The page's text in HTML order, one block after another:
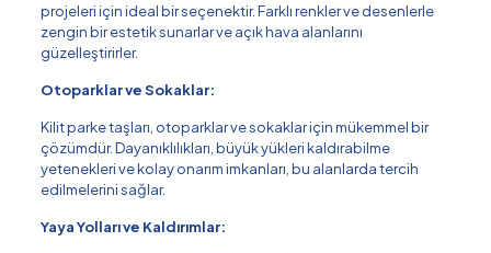
projeleri için ideal bir seçenektir. Farklı renkler ve desenlerle
zengin bir estetik sunarlar ve açık hava alanlarını
güzelleştirirler.
Otoparklar ve Sokaklar:
Kilit parke taşları, otoparklar ve sokaklar için mükemmel bir
çözümdür. Dayanıklılıkları, büyük yükleri kaldırabilme
yetenekleri ve kolay onarım imkanları, bu alanlarda tercih
edilmelerini sağlar.
Yaya Yolları ve Kaldırımlar: